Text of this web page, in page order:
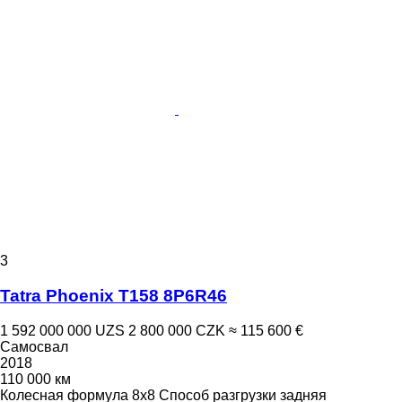
3
Tatra Phoenix T158 8P6R46
1 592 000 000 UZS 2 800 000 CZK ≈ 115 600 €
Самосвал
2018
110 000 км
Колесная формула 8x8 Способ разгрузки задняя